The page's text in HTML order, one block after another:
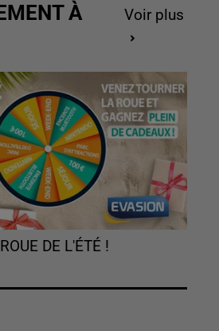
À
Voir plus
DE L'ÉTÉ !